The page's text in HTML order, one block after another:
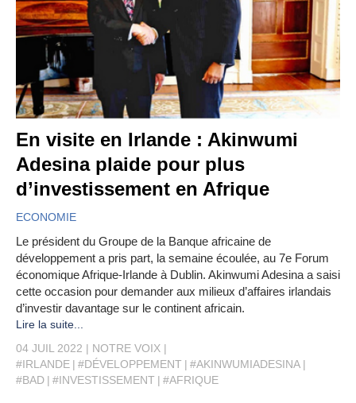
En visite en Irlande : Akinwumi
Adesina plaide pour plus
d’investissement en Afrique
ECONOMIE
Le président du Groupe de la Banque africaine de
développement a pris part, la semaine écoulée, au 7e Forum
économique Afrique-Irlande à Dublin. Akinwumi Adesina a saisi
cette occasion pour demander aux milieux d’affaires irlandais
d’investir davantage sur le continent africain.
Lire la suite...
04 JUIL 2022
NOTRE VOIX
#IRLANDE
#DÉVELOPPEMENT
#AKINWUMIADESINA
#BAD
#INVESTISSEMENT #AFRIQUE